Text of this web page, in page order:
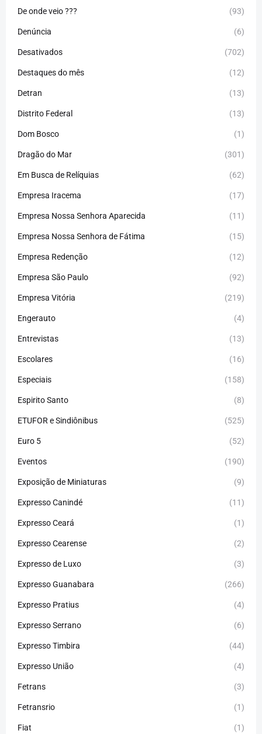
De onde veio ??? (93)
Denúncia (6)
Desativados (702)
Destaques do mês (12)
Detran (13)
Distrito Federal (13)
Dom Bosco (1)
Dragão do Mar (301)
Em Busca de Relíquias (62)
Empresa Iracema (17)
Empresa Nossa Senhora Aparecida (11)
Empresa Nossa Senhora de Fátima (15)
Empresa Redenção (12)
Empresa São Paulo (92)
Empresa Vitória (219)
Engerauto (4)
Entrevistas (13)
Escolares (16)
Especiais (158)
Espirito Santo (8)
ETUFOR e Sindiônibus (525)
Euro 5 (52)
Eventos (190)
Exposição de Miniaturas (9)
Expresso Canindé (11)
Expresso Ceará (1)
Expresso Cearense (2)
Expresso de Luxo (3)
Expresso Guanabara (266)
Expresso Pratius (4)
Expresso Serrano (6)
Expresso Timbira (44)
Expresso União (4)
Fetrans (3)
Fetransrio (1)
Fiat (1)